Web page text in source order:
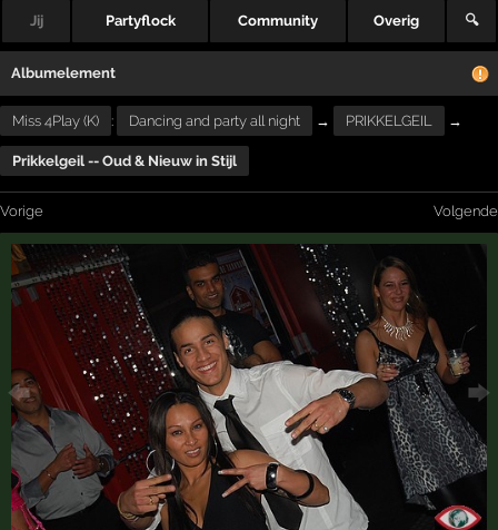
Jij Partyflock Community Overig 🔍
Albumelement
Miss 4Play (K) : Dancing and party all night → PRIKKELGEIL →
Prikkelgeil -- Oud & Nieuw in Stijl
Vorige Volgende